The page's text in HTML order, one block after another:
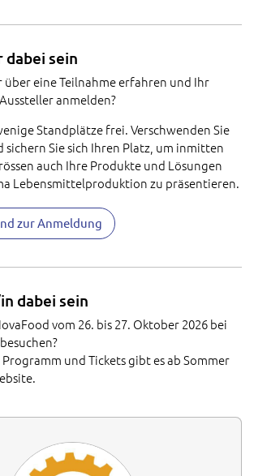
sein
über eine Teilnahme erfahren und Ihr
anmelden?
Standplätze frei. Verschwenden Sie
sichern Sie sich Ihren Platz, um inmitten
auch Ihre Produkte und Lösungen
Lebensmittelproduktion zu präsentieren.
zur Anmeldung
dabei sein
vom 26. bis 27. Oktober 2026 bei
und Tickets gibt es ab Sommer